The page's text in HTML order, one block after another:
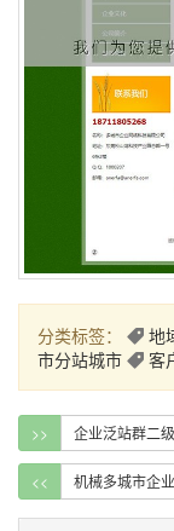
分类标签： 地
市分站城市
客
>> 企业泛站群二
<< 机械多城市企